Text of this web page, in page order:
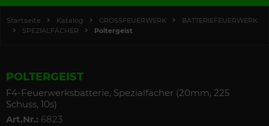
Startseite Katalog GROSSFEUERWERK
BATTERIEFEUERWERK
SPEZIALFÄCHER
Poltergeist
POLTERGEIST
F4-Feuerwerksbatterie, Spezialfächer (20mm, 225
Schuss, 10s)
Art.Nr.: 6823